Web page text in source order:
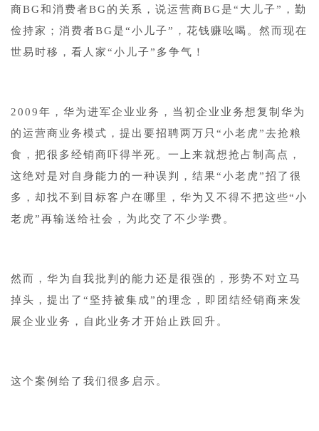
商BG和消费者BG的关系，说运营商BG是“大儿子”，勤
俭持家；消费者BG是“小儿子”，花钱赚吆喝。然而现在
世易时移，看人家“小儿子”多争气！
2009年，华为进军企业业务，当初企业业务想复制华为
的运营商业务模式，提出要招聘两万只“小老虎”去抢粮
食，把很多经销商吓得半死。一上来就想抢占制高点，
这绝对是对自身能力的一种误判，结果“小老虎”招了很
多，却找不到目标客户在哪里，华为又不得不把这些“小
老虎”再输送给社会，为此交了不少学费。
然而，华为自我批判的能力还是很强的，形势不对立马
掉头，提出了“坚持被集成”的理念，即团结经销商来发
展企业业务，自此业务才开始止跌回升。
这个案例给了我们很多启示。